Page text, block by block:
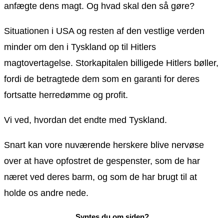
anfægte dens magt. Og hvad skal den så gøre?
Situationen i USA og resten af den vestlige verden
minder om den i Tyskland op til Hitlers
magtovertagelse. Storkapitalen billigede Hitlers bøller,
fordi de betragtede dem som en garanti for deres
fortsatte herredømme og profit.
Vi ved, hvordan det endte med Tyskland.
Snart kan vore nuværende herskere blive nervøse
over at have opfostret de gespenster, som de har
næret ved deres barm, og som de har brugt til at
holde os andre nede.